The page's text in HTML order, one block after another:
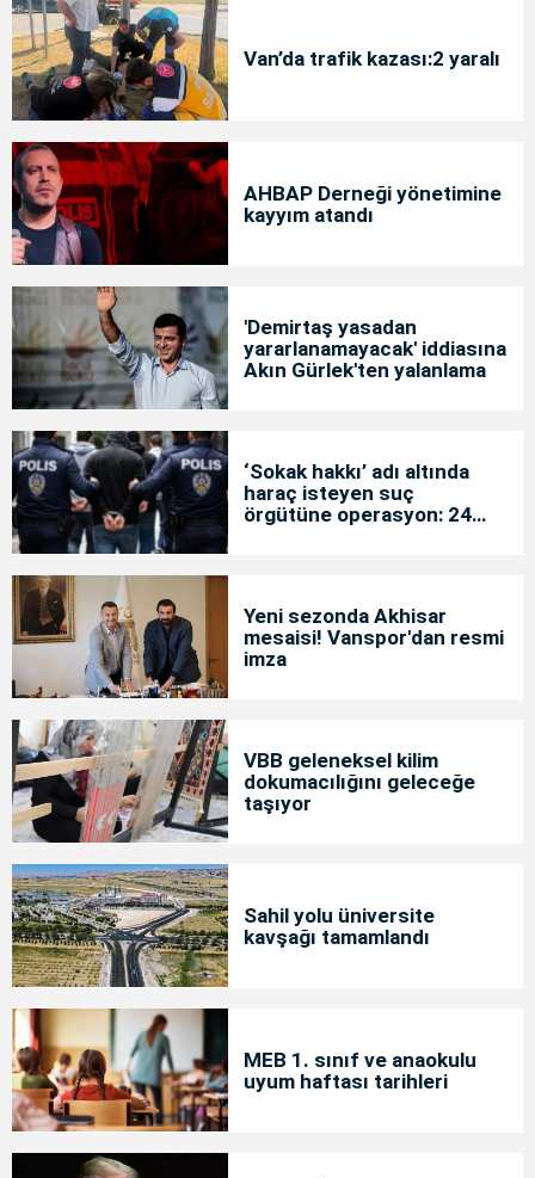
Van’da trafik kazası:2 yaralı
AHBAP Derneği yönetimine
kayyım atandı
'Demirtaş yasadan
yararlanamayacak' iddiasına
Akın Gürlek'ten yalanlama
‘Sokak hakkı’ adı altında
haraç isteyen suç
örgütüne operasyon: 24
Yeni sezonda Akhisar
mesaisi! Vanspor'dan resmi
imza
VBB geleneksel kilim
dokumacılığını geleceğe
taşıyor
Sahil yolu üniversite
kavşağı tamamlandı
MEB 1. sınıf ve anaokulu
uyum haftası tarihleri